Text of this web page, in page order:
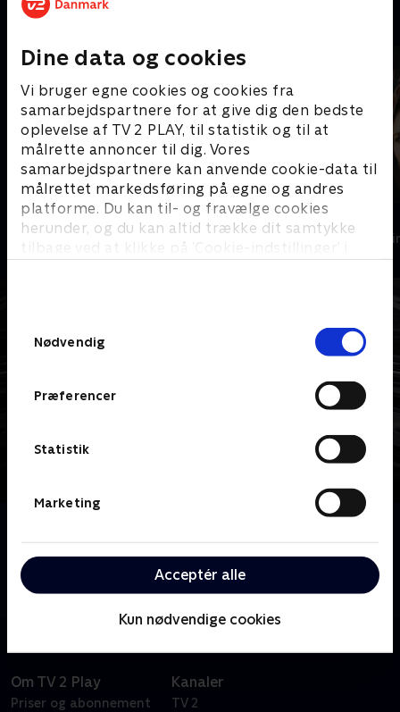
Dine data og cookies
Vi bruger egne cookies og cookies fra
samarbejdspartnere for at give dig den bedste
oplevelse af TV 2 PLAY, til statistik og til at
målrette annoncer til dig. Vores
samarbejdspartnere kan anvende cookie-data til
målrettet markedsføring på egne og andres
platforme. Du kan til- og fravælge cookies
herunder, og du kan altid trække dit samtykke
tilbage ved at klikke på ’Cookie-indstillinger’ i
Nødvendig
Præferencer
Statistik
Marketing
Acceptér alle
Kun nødvendige cookies
Andre så også
Trigger Point
Krimi & Spænding • 3 sæsoner
Top Dog
Krimi &
yndlings seriemorder, opklarer forbrydelser om
dagen og begår dem om natten.
Om TV 2 Play
Priser og abonnement
Kanaler
TV 2